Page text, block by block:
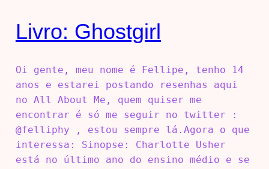
Livro: Ghostgirl
Oi gente, meu nome é Fellipe, tenho 14
anos e estarei postando resenhas aqui
no All About Me, quem quiser me
encontrar é só me seguir no twitter :
@felliphy , estou sempre lá.Agora o que
interessa: Sinopse: Charlotte Usher
está no último ano do ensino médio e se